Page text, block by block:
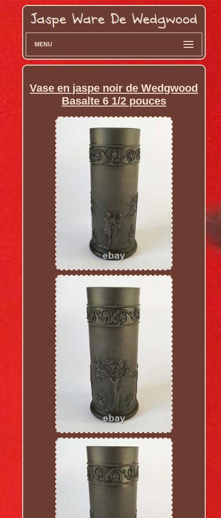
MENU
Vase en jaspe noir de Wedgwood
Basalte 6 1/2 pouces